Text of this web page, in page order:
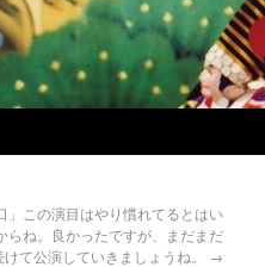
」この演目はやり慣れてるとはい
らね。良かったですが、まだまだ
て公演していきましょうね。 →